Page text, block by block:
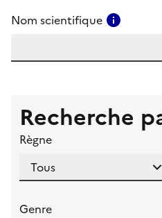
Nom scientifique
Recherche
Règne
Genre